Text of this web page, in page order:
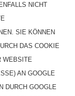
NICHT
SIE KÖNNEN
DAS COOKIE
WEBSITE
AN GOOGLE
DURCH GOOGLE